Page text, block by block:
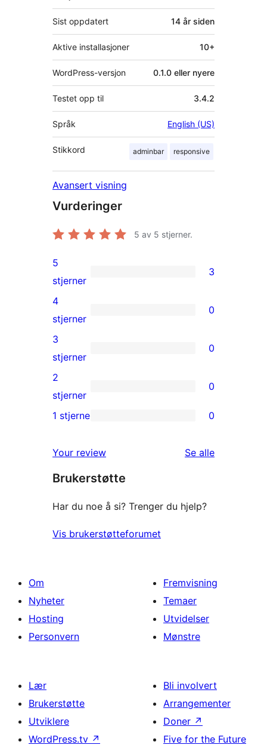
Sist oppdatert 14 år siden
Aktive installasjoner 10+
WordPress-versjon 0.1.0 eller nyere
Testet opp til 3.4.2
Språk English (US)
Stikkord adminbar responsive
Avansert visning
Vurderinger
5 av 5 stjerner.
3
5-
star
reviews
5
stjerner
3
0
4-
star
reviews
4
stjerner
0
0
3-
star
reviews
3
stjerner
0
0
2-
reviews
2
stjerner
0
star
reviews
1 stjerne 0
Your review Se alleomtalene
Brukerstøtte
Har du noe å si? Trenger du hjelp?
Vis brukerstøtteforumet
Om
Nyheter
Hosting
Personvern
Fremvisning
Temaer
Utvidelser
Mønstre
Lær
Brukerstøtte
Utviklere
WordPress.tv ↗
Bli involvert
Arrangementer
Doner ↗
Five for the Future